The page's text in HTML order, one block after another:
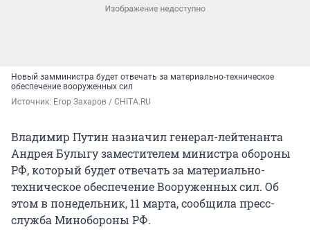
Новый замминистра будет отвечать за материально-техническое
обеспечение вооруженных сил
Источник: Егор Захаров / CHITA.RU
Владимир Путин назначил генерал-лейтенанта
Андрея Булыгу заместителем министра обороны
РФ, который будет отвечать за материально-
техническое обеспечение Вооруженных сил. Об
этом в понедельник, 11 марта, сообщила пресс-
служба Минобороны РФ.